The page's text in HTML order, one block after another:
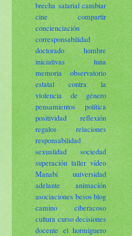
brecha salarial cambiar
cine
compartir
concienciación
corresponsabilidad
doctorado
hombre
iniciativas
luna
memoria
observatorio
estatal contra la
violencia de género
pensamientos
política
positividad
reflexión
regalos
relaciones
responsabilidad
sexualidad
sociedad
superación taller vídeo
Manabí universidad
adelante
animación
asociaciones besos blog
camino
ciberacoso
cultura curso decisiones
docente el hormiguero